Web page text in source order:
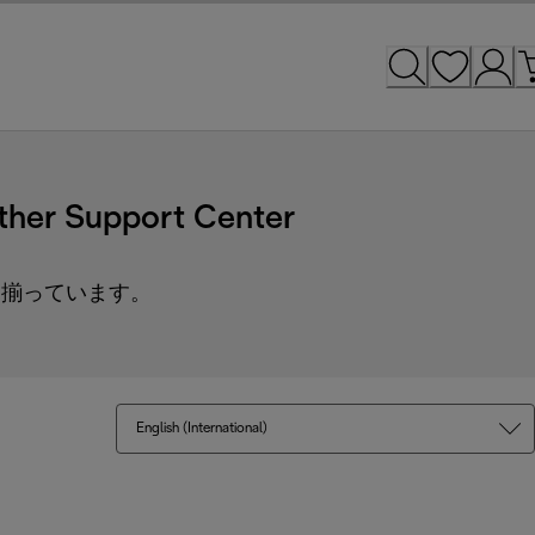
Support Center
っています。
English (International)